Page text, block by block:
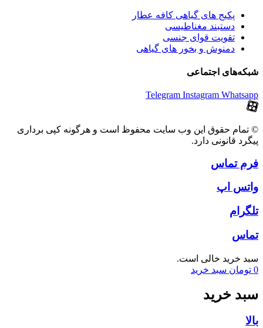
پکیج های گیاهی کافه عطار
دستبند مغناطیسی
تقویت قوای جنسی
دمنوش و بخور های گیاهی
شبکه‌های اجتماعی
Telegram Instagram Whatsapp
© تمام حقوق این وب سایت محفوظ است و هرگونه کپی برداری
پیگرد قانونی دارد.
فرم تماس
واتس اپ
تلگرام
تماس
سبد خرید خالی است.
0 تومان سبد خرید
سبد خرید
بالا